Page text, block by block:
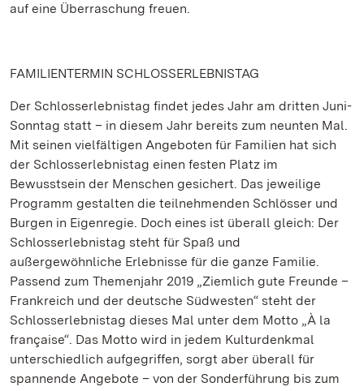
auf eine Überraschung freuen.
FAMILIENTERMIN SCHLOSSERLEBNISTAG
Der Schlosserlebnistag findet jedes Jahr am dritten Juni-
Sonntag statt – in diesem Jahr bereits zum neunten Mal.
Mit seinen vielfältigen Angeboten für Familien hat sich
der Schlosserlebnistag einen festen Platz im
Bewusstsein der Menschen gesichert. Das jeweilige
Programm gestalten die teilnehmenden Schlösser und
Burgen in Eigenregie. Doch eines ist überall gleich: Der
Schlosserlebnistag steht für Spaß und
außergewöhnliche Erlebnisse für die ganze Familie.
Passend zum Themenjahr 2019 „Ziemlich gute Freunde –
Frankreich und der deutsche Südwesten“ steht der
Schlosserlebnistag dieses Mal unter dem Motto „À la
française“. Das Motto wird in jedem Kulturdenkmal
unterschiedlich aufgegriffen, sorgt aber überall für
spannende Angebote – von der Sonderführung bis zum